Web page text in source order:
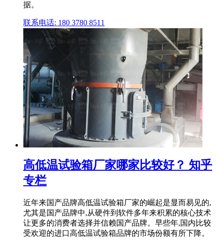
据。
联系电话: 180 3780 8511
高低温试验箱厂家哪家比较好？ 知乎
专栏
近年来国产品牌高低温试验箱厂家的崛起是显而易见的,
尤其是国产品牌中,从硬件到软件多年来积累的核心技术
让更多的消费者选择并信赖国产品牌。早些年,国内比较
受欢迎的进口高低温试验箱品牌的市场份额有所下降。